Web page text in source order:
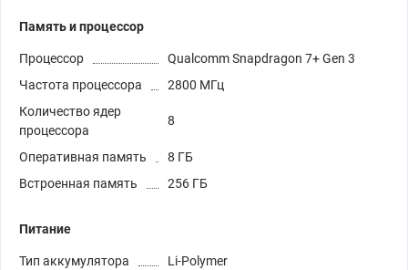
Память и процессор
Процессор
Qualcomm Snapdragon 7+ Gen 3
Частота процессора
2800 МГц
Количество ядер
процессора
8
Оперативная память
8 ГБ
Встроенная память
256 ГБ
Питание
Тип аккумулятора
Li-Polymer